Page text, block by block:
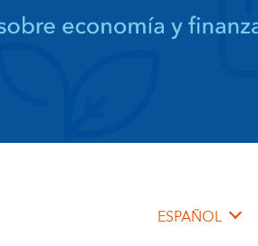
ESPAÑOL